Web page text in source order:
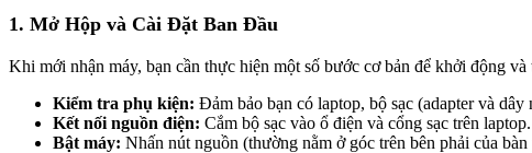
1. Mở Hộp và Cài Đặt Ban Đầu
Khi mới nhận máy, bạn cần thực hiện một số bước cơ bản để khởi động và
Kiểm tra phụ kiện: Đảm bảo bạn có laptop, bộ sạc (adapter và
Kết nối nguồn điện: Cắm bộ sạc vào ổ điện và cổng sạc trên
Bật máy: Nhấn nút nguồn (thường nằm ở góc trên bên phải của